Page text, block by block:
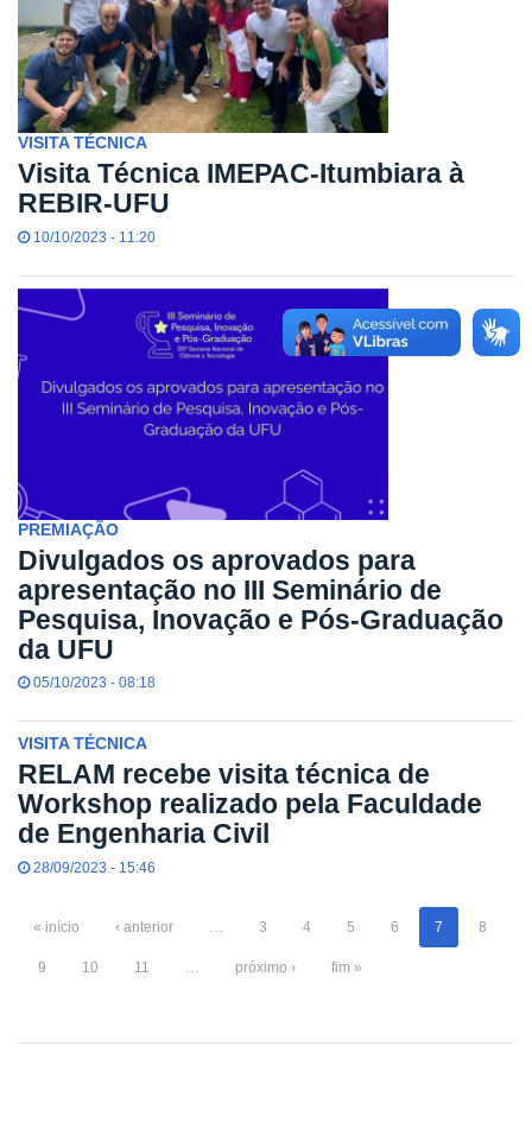
VISITA TÉCNICA
Visita Técnica IMEPAC-Itumbiara à
REBIR-UFU
10/10/2023 - 11:20
PREMIAÇÃO
Divulgados os aprovados para
apresentação no III Seminário de
Pesquisa, Inovação e Pós-Graduação
da UFU
05/10/2023 - 08:18
VISITA TÉCNICA
RELAM recebe visita técnica de
Workshop realizado pela Faculdade
de Engenharia Civil
28/09/2023 - 15:46
« início ‹ anterior … 3 4 5 6 7 8
9 10 11 … próximo › fim »